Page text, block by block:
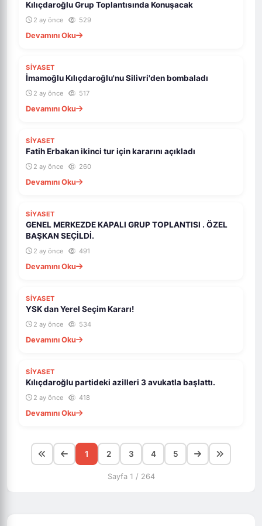
Kılıçdaroğlu Grup Toplantısında Konuşacak
2 ay önce 529
Devamını Oku
SİYASET
İmamoğlu Kılıçdaroğlu'nu Silivri'den bombaladı
2 ay önce 517
Devamını Oku
SİYASET
Fatih Erbakan ikinci tur için kararını açıkladı
2 ay önce 260
Devamını Oku
SİYASET
GENEL MERKEZDE KAPALI GRUP TOPLANTISI . ÖZEL
BAŞKAN SEÇİLDİ.
2 ay önce 491
Devamını Oku
SİYASET
YSK dan Yerel Seçim Kararı!
2 ay önce 534
Devamını Oku
SİYASET
Kılıçdaroğlu partideki azilleri 3 avukatla başlattı.
2 ay önce 418
Devamını Oku
1 2 3 4 5
Sayfa 1 / 264